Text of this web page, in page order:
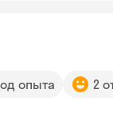
опыта 2